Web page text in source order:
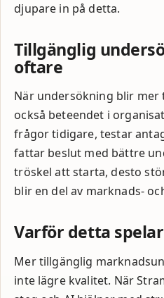
djupare in på detta.
Tillgänglig
oftare
När undersökning blir
också beteendet i
frågor tidigare, testar
fattar beslut med bättre
tröskel att starta, desto
blir en del av marknads-
Varför detta
Mer tillgänglig
inte lägre kvalitet. När